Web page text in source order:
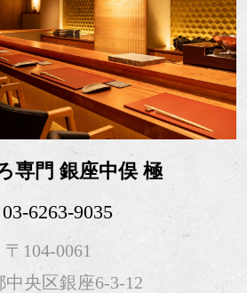
専門 銀座中俣 極
03-6263-9035
〒104-0061
中央区銀座6-3-12